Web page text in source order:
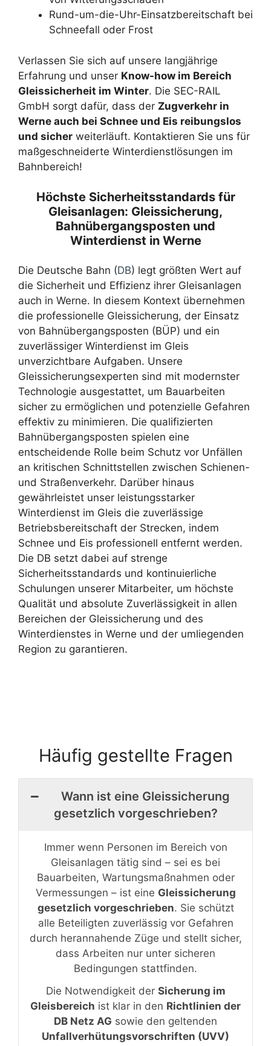
Rund-um-die-Uhr-Einsatzbereitschaft bei
Schneefall oder Frost
Verlassen Sie sich auf unsere langjährige
Erfahrung und unser Know-how im Bereich
Gleissicherheit im Winter. Die SEC-RAIL
GmbH sorgt dafür, dass der Zugverkehr in
Werne auch bei Schnee und Eis reibungslos
und sicher weiterläuft. Kontaktieren Sie uns für
maßgeschneiderte Winterdienstlösungen im
Bahnbereich!
Höchste Sicherheitsstandards für
Gleisanlagen: Gleissicherung,
Bahnübergangsposten und
Winterdienst in Werne
Die Deutsche Bahn (DB) legt größten Wert auf
die Sicherheit und Effizienz ihrer Gleisanlagen
auch in Werne. In diesem Kontext übernehmen
die professionelle Gleissicherung, der Einsatz
von Bahnübergangsposten (BÜP) und ein
zuverlässiger Winterdienst im Gleis
unverzichtbare Aufgaben. Unsere
Gleissicherungsexperten sind mit modernster
Technologie ausgestattet, um Bauarbeiten
sicher zu ermöglichen und potenzielle Gefahren
effektiv zu minimieren. Die qualifizierten
Bahnübergangsposten spielen eine
entscheidende Rolle beim Schutz vor Unfällen
an kritischen Schnittstellen zwischen Schienen-
und Straßenverkehr. Darüber hinaus
gewährleistet unser leistungsstarker
Winterdienst im Gleis die zuverlässige
Betriebsbereitschaft der Strecken, indem
Schnee und Eis professionell entfernt werden.
Die DB setzt dabei auf strenge
Sicherheitsstandards und kontinuierliche
Schulungen unserer Mitarbeiter, um höchste
Qualität und absolute Zuverlässigkeit in allen
Bereichen der Gleissicherung und des
Winterdienstes in Werne und der umliegenden
Region zu garantieren.
Häufig gestellte Fragen
Wann ist eine Gleissicherung
gesetzlich vorgeschrieben?
Immer wenn Personen im Bereich von
Gleisanlagen tätig sind – sei es bei
Bauarbeiten, Wartungsmaßnahmen oder
Vermessungen – ist eine Gleissicherung
gesetzlich vorgeschrieben. Sie schützt
alle Beteiligten zuverlässig vor Gefahren
durch herannahende Züge und stellt sicher,
dass Arbeiten nur unter sicheren
Bedingungen stattfinden.
Die Notwendigkeit der Sicherung im
Gleisbereich ist klar in den Richtlinien der
DB Netz AG sowie den geltenden
Unfallverhütungsvorschriften (UVV)